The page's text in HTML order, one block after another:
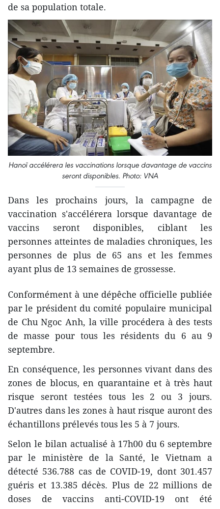
de sa population totale.
Hanoï accélérera les vaccinations lorsque davantage de vaccins
seront disponibles. Photo: VNA
Dans les prochains jours, la campagne de
vaccination s'accélérera lorsque davantage de
vaccins seront disponibles, ciblant les
personnes atteintes de maladies chroniques, les
personnes de plus de 65 ans et les femmes
ayant plus de 13 semaines de grossesse.
Conformément à une dépêche officielle publiée
par le président du comité populaire municipal
de Chu Ngoc Anh, la ville procédera à des tests
de masse pour tous les résidents du 6 au 9
septembre.
En conséquence, les personnes vivant dans des
zones de blocus, en quarantaine et à très haut
risque seront testées tous les 2 ou 3 jours.
D'autres dans les zones à haut risque auront des
échantillons prélevés tous les 5 à 7 jours.
Selon le bilan actualisé à 17h00 du 6 septembre
par le ministère de la Santé, le Vietnam a
détecté 536.788 cas de COVID-19, dont 301.457
guéris et 13.385 décès. Plus de 22 millions de
doses de vaccins anti-COVID-19 ont été